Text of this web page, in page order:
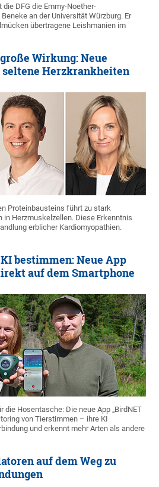
DFG die Emmy-Noether-
an der Universität Würzburg. Er
übertragene Leishmanien im
Wirkung: Neue
Herzkrankheiten
Proteinbausteins führt zu stark
in Herzmuskelzellen. Diese Erkenntnis
erblicher Kardiomyopathien.
bestimmen: Neue App
auf dem Smartphone
Hosentasche: Die neue App „BirdNET
von Tierstimmen – ihre KI
und erkennt mehr Arten als andere
auf dem Weg zu